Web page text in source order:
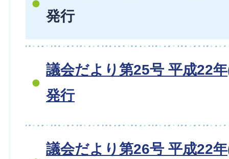
発行
議会だより第25号 平成22
発行
議会だより第26号 平成22